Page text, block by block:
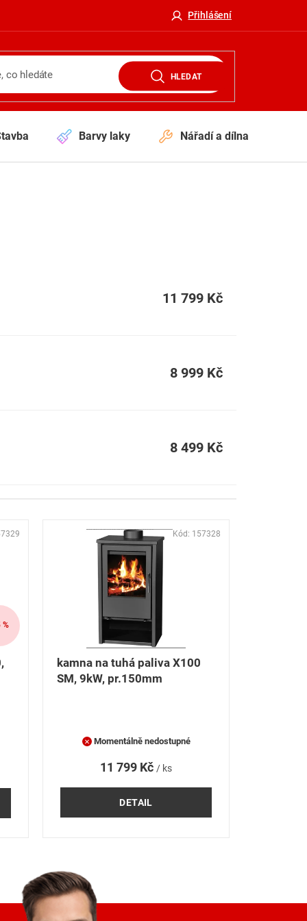
Přihlášení
HLEDAT
Barvy laky Nářadí a dílna
11 799 Kč
8 999 Kč
8 499 Kč
%
kamna na tuhá paliva X100
SM, 9kW, pr.150mm
11 799 Kč / ks
DETAIL
Momentálně nedostupné
Kód: 157328